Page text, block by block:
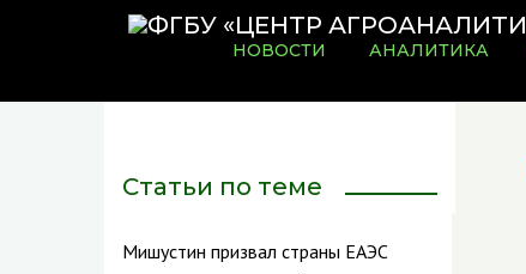
НОВОСТИ АНАЛИТИКА
Статьи по теме
Мишустин призвал страны ЕАЭС